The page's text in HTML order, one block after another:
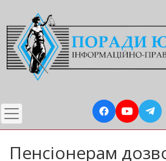
до
основного
вмісту
Пенсіонерам